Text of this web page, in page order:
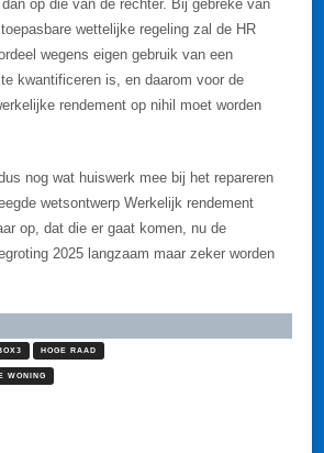
op die van de rechter. Bij gebreke van
wettelijke regeling zal de HR
wegens eigen gebruik van een
kwantificeren is, en daarom voor de
rendement op nihil moet worden
nog wat huiswerk mee bij het repareren
wetsontwerp Werkelijk rendement
op, dat die er gaat komen, nu de
2025 langzaam maar zeker worden
HOGE RAAD
WONING